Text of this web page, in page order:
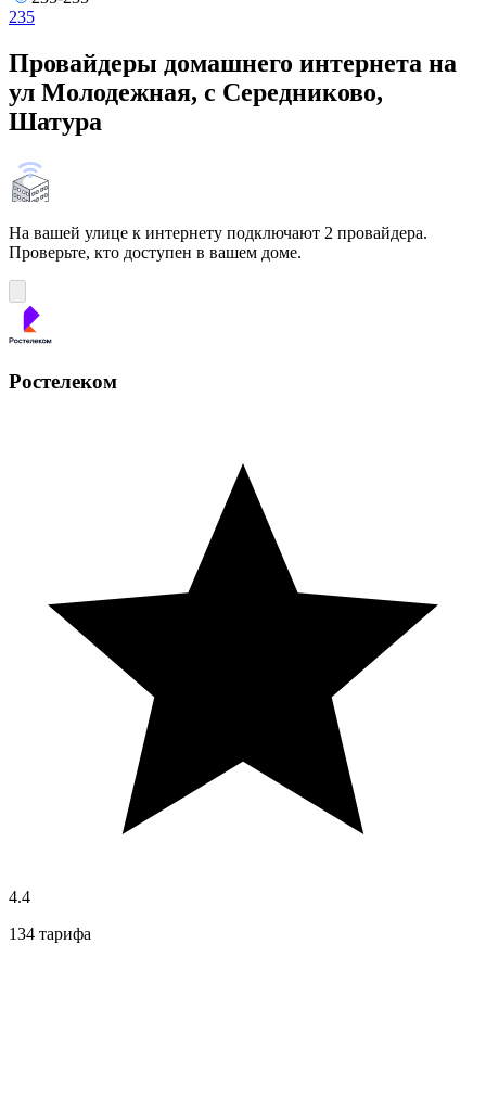
235
Провайдеры домашнего интернета на
ул Молодежная, с Середниково,
Шатура
На вашей улице к интернету подключают 2 провайдера.
Проверьте, кто доступен в вашем доме.
Ростелеком
4.4
134 тарифа